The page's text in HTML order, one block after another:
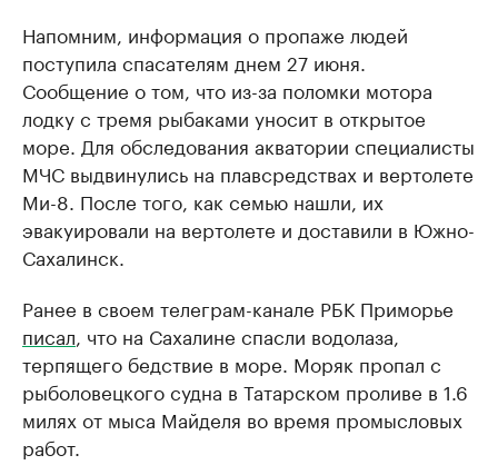
Напомним, информация о пропаже людей
поступила спасателям днем 27 июня.
Сообщение о том, что из-за поломки мотора
лодку с тремя рыбаками уносит в открытое
море. Для обследования акватории специалисты
МЧС выдвинулись на плавсредствах и вертолете
Ми-8. После того, как семью нашли, их
эвакуировали на вертолете и доставили в Южно-
Сахалинск.
Ранее в своем телеграм-канале РБК Приморье
писал , что на Сахалине спасли водолаза,
терпящего бедствие в море. Моряк пропал с
рыболовецкого судна в Татарском проливе в 1.6
милях от мыса Майделя во время промысловых
работ.